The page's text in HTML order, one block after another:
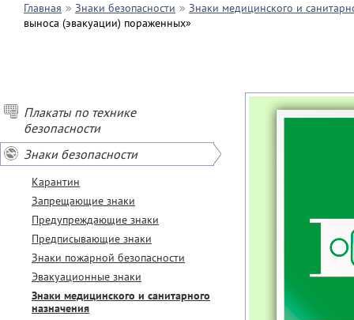
Главная Знаки безопасности
Знаки медицинского и
выноса (эвакуации) пораженных»
Плакаты по технике
безопасности
Знаки безопасности
Карантин
Запрещающие знаки
Предупреждающие знаки
Предписывающие знаки
Знаки пожарной безопасности
Эвакуационные знаки
Знаки медицинского и санитарного
назначения